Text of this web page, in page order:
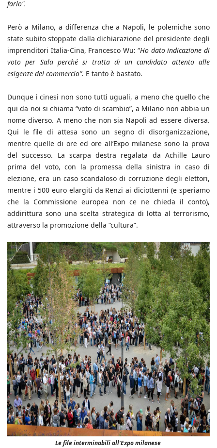
farlo".
Però a Milano, a differenza che a Napoli, le polemiche sono
state subito stoppate dalla dichiarazione del presidente degli
imprenditori Italia-Cina, Francesco Wu: “Ho dato indicazione di
voto per Sala perché si tratta di un candidato attento alle
esigenze del commercio”. E tanto è bastato.
Dunque i cinesi non sono tutti uguali, a meno che quello che
qui da noi si chiama “voto di scambio”, a Milano non abbia un
nome diverso. A meno che non sia Napoli ad essere diversa.
Qui le file di attesa sono un segno di disorganizzazione,
mentre quelle di ore ed ore all’Expo milanese sono la prova
del successo. La scarpa destra regalata da Achille Lauro
prima del voto, con la promessa della sinistra in caso di
elezione, era un caso scandaloso di corruzione degli elettori,
mentre i 500 euro elargiti da Renzi ai diciottenni (e speriamo
che la Commissione europea non ce ne chieda il conto),
addirittura sono una scelta strategica di lotta al terrorismo,
attraverso la promozione della “cultura”.
Le file interminabili all'Expo milanese